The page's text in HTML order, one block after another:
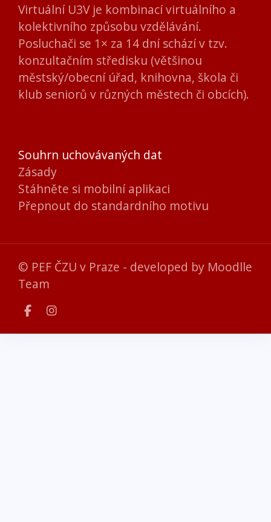
Virtuální U3V je kombinací virtuálního a
kolektivního způsobu vzdělávání.
Posluchači se 1× za 14 dní schází v tzv.
konzultačním středisku (většinou
městský/obecní úřad, knihovna, škola či
klub seniorů v různých městech či obcích).
Souhrn uchovávaných dat
Zásady
Stáhněte si mobilní aplikaci
Přepnout do standardního motivu
© PEF ČZU v Praze - developed by Moodlle
Team